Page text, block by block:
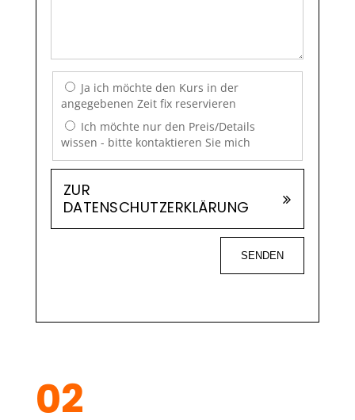
Ja ich möchte den Kurs in der
angegebenen Zeit fix reservieren
Ich möchte nur den Preis/Details
wissen - bitte kontaktieren Sie mich
ZUR
DATENSCHUTZERKLÄRUNG
SENDEN